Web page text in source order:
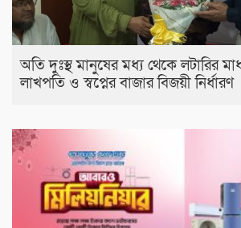
অতি দুঃস্থ মানুষের মধ্য থেকে লটারির
লাখপতি ও স্বপ্নের বাজার বিজয়ী নির্ধারণ